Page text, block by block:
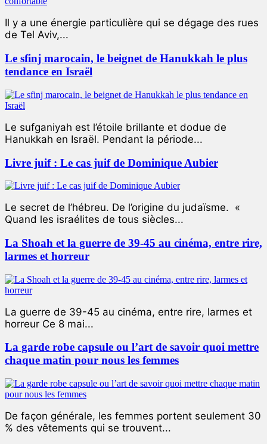
Il y a une énergie particulière qui se dégage des rues
de Tel Aviv,...
Le sfinj marocain, le beignet de Hanukkah le plus
tendance en Israël
Le sufganiyah est l’étoile brillante et dodue de
Hanukkah en Israël. Pendant la période...
Livre juif : Le cas juif de Dominique Aubier
Le secret de l’hébreu. De l’origine du judaïsme. «
Quand les israélites de tous siècles...
La Shoah et la guerre de 39-45 au cinéma, entre rire,
larmes et horreur
La guerre de 39-45 au cinéma, entre rire, larmes et
horreur Ce 8 mai...
La garde robe capsule ou l’art de savoir quoi mettre
chaque matin pour nous les femmes
De façon générale, les femmes portent seulement 30
% des vêtements qui se trouvent...